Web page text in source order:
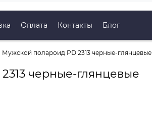
Оплата Контакты Блог
Мужской полароид PD 2313 черные-глянцевые
черные-глянцевые